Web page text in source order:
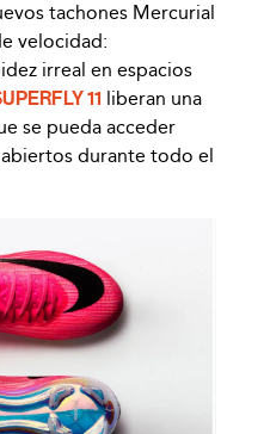
tachones Mercurial
velocidad:
irreal en espacios
11 liberan una
se pueda acceder
durante todo el